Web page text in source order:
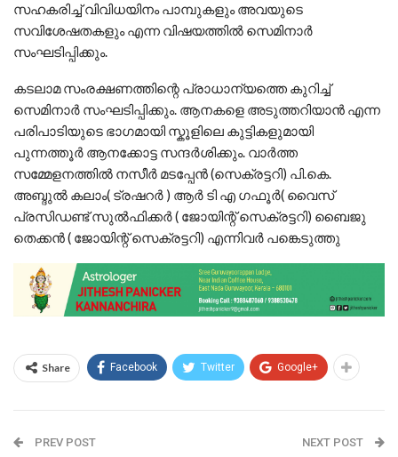
സഹകരിച്ച് വിവിധയിനം പാമ്പുകളും അവയുടെ
സവിശേഷതകളും എന്ന വിഷയത്തിൽ സെമിനാർ
സംഘടിപ്പിക്കും.
കടലാമ സംരക്ഷണത്തിന്റെ പ്രാധാന്യത്തെ കുറിച്ച്
സെമിനാർ സംഘടിപ്പിക്കും. ആനകളെ അടുത്തറിയാൻ എന്ന
പരിപാടിയുടെ ഭാഗമായി സ്കൂളിലെ കുട്ടികളുമായി
പുന്നത്തൂർ ആനക്കോട്ട സന്ദർശിക്കും. വാർത്ത
സമ്മേളനത്തിൽ നസീർ മടപ്പേൻ (സെക്രട്ടറി) പി.കെ.
അബ്ദുൽ കലാം( ട്രഷറർ ) ആർ ടി എ ഗഫൂർ( വൈസ്
പ്രസിഡണ്ട് സുൽഫിക്കർ ( ജോയിന്റ് സെക്രട്ടറി) ബൈജു
തെക്കൻ ( ജോയിന്റ് സെക്രട്ടറി) എന്നിവർ പങ്കെടുത്തു
Share Facebook Twitter Google+
PREV POST NEXT POST